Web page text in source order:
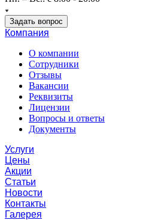
Задать вопрос
Компания
О компании
Сотрудники
Отзывы
Вакансии
Реквизиты
Лицензии
Вопросы и ответы
Документы
Услуги
Цены
Акции
Статьи
Новости
Контакты
Галерея